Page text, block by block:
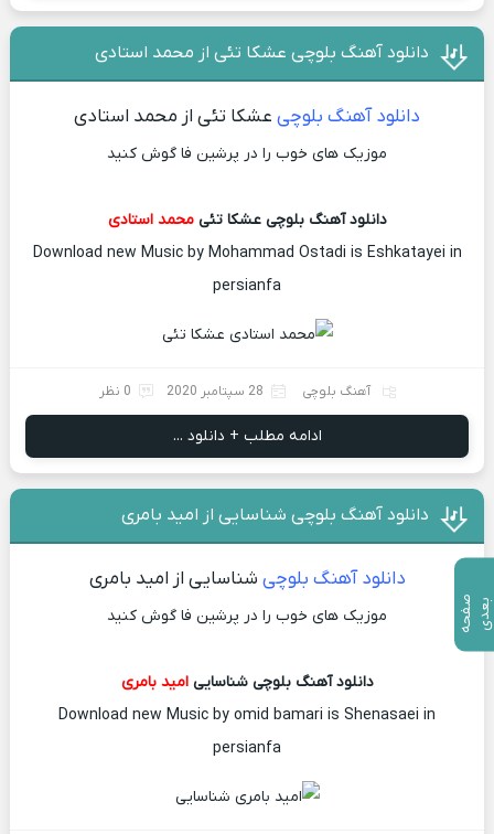
دانلود آهنگ بلوچی عشکا تئی از محمد استادی
دانلود آهنگ بلوچی عشکا تئی از محمد استادی
موزیک های خوب را در پرشین فا گوش کنید
دانلود آهنگ بلوچی عشکا تئیمحمد استادی
Download new Music by Mohammad Ostadi is Eshkatayei in
persianfa
آهنگ بلوچی 28 سپتامبر 2020 0 نظر
ادامه مطلب + دانلود ...
دانلود آهنگ بلوچی شناسایی از امید بامری
دانلود آهنگ بلوچی شناسایی از امید بامری
موزیک های خوب را در پرشین فا گوش کنید
دانلود آهنگ بلوچی شناساییامید بامری
Download new Music by omid bamari is Shenasaei in
persianfa
ص
ف
ح
ه ب ع
د ی